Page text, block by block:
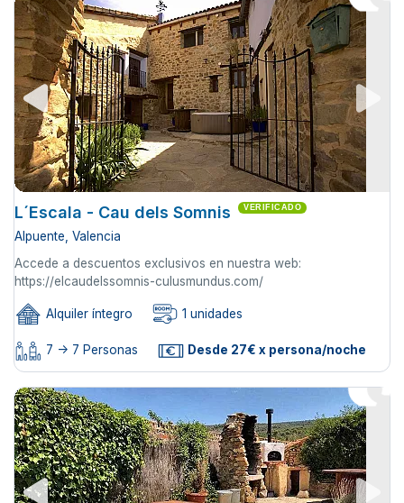
L´Escala - Cau dels Somnis VERIFICADO
Alpuente, Valencia
Accede a descuentos exclusivos en nuestra web:
https://elcaudelssomnis-culusmundus.com/
Alquiler íntegro 1 unidades
7 -> 7 Personas Desde 27€ x persona/noche